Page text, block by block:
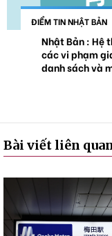
ĐIỂM TIN NHẬT BẢN
Nhật Bản : Hệ
các vi phạm
danh sách và
Bài viết liên